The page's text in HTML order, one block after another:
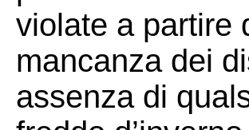
violate a partire
mancanza dei
assenza di